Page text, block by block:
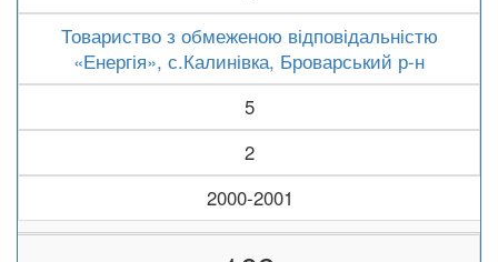
Товариство з обмеженою відповідальністю
«Енергія», с.Калинівка, Броварський р-н
5
2
2000-2001